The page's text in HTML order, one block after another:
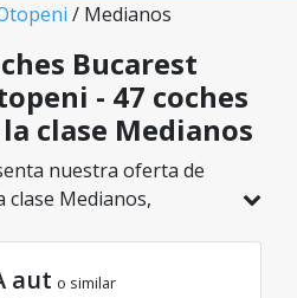
/ Medianos
Bucarest
- 47 coches
clase Medianos
nuestra oferta de
clase Medianos,
ideal de la categoría
aut o similar